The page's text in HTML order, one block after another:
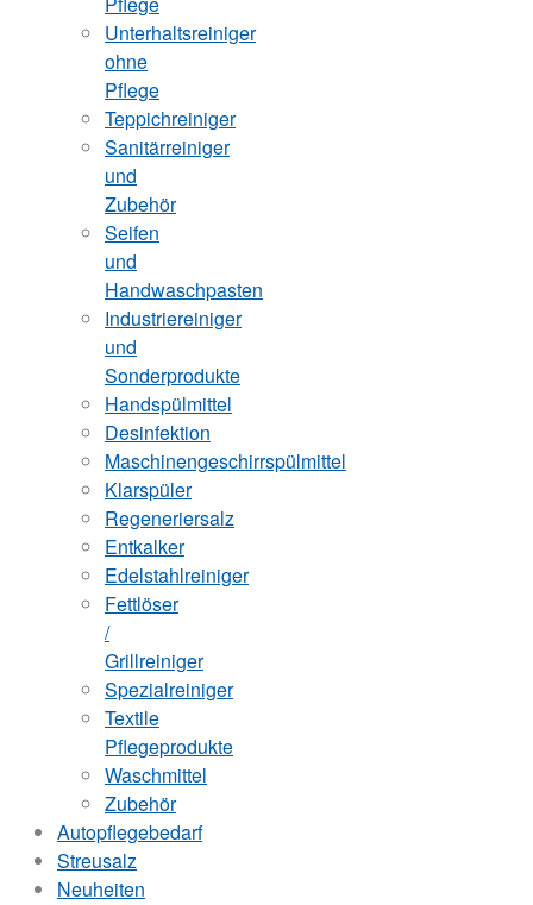
Unterhaltsreiniger
ohne
Pflege
Teppichreiniger
Sanitärreiniger
und
Zubehör
Seifen
und
Handwaschpasten
Industriereiniger
und
Sonderprodukte
Handspülmittel
Desinfektion
Maschinengeschirrspülmittel
Klarspüler
Regeneriersalz
Entkalker
Edelstahlreiniger
Fettlöser
/
Grillreiniger
Spezialreiniger
Textile
Pflegeprodukte
Waschmittel
Zubehör
Autopflegebedarf
Streusalz
Neuheiten